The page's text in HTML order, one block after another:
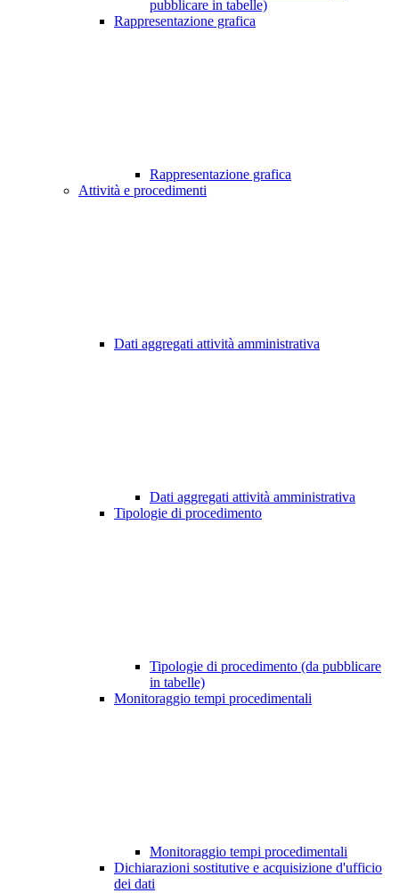
pubblicare in tabelle)
Rappresentazione grafica
Rappresentazione grafica
Attività e procedimenti
Dati aggregati attività amministrativa
Dati aggregati attività amministrativa
Tipologie di procedimento
Tipologie di procedimento (da pubblicare
in tabelle)
Monitoraggio tempi procedimentali
Monitoraggio tempi procedimentali
Dichiarazioni sostitutive e acquisizione d'ufficio
dei dati